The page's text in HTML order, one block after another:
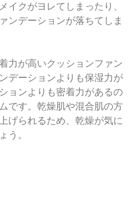
イクがヨレてしまったり、
ンデーションが落ちてしま
力が高いクッションファン
デーションよりも保湿力が
ョンよりも密着力があるの
です。乾燥肌や混合肌の方
げられるため、乾燥が気に
う。